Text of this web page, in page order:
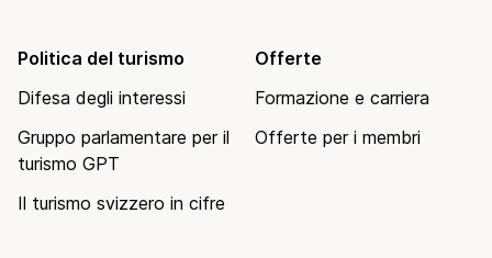
Politica del turismo
Difesa degli interessi
Gruppo parlamentare per il
turismo GPT
Il turismo svizzero in cifre
Offerte
Formazione e carriera
Offerte per i membri